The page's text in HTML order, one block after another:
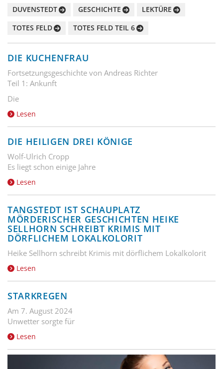
DUVENSTEDT GESCHICHTE
LEKTÜRE
TOTES FELD
TOTES FELD TEIL 6
DIE KUCHENFRAU
Fortsetzungsgeschichte von Andreas Richter
Teil 1: Ankunft
Die
Lesen
DIE HEILIGEN DREI KÖNIGE
Wolf-Ulrich Cropp
Es liegt schon einige Jahre
Lesen
TANGSTEDT IST SCHAUPLATZ
MÖRDERISCHER GESCHICHTEN HEIKE
SELLHORN SCHREIBT KRIMIS MIT
DÖRFLICHEM LOKALKOLORIT
Heike Sellhorn schreibt Krimis mit dörflichem Lokalkolorit
Lesen
STARKREGEN
Am 7. August 2024
Unwetter sorgte für
Lesen